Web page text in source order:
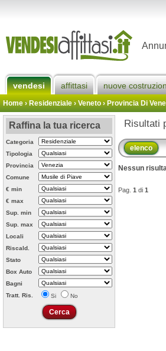
vendesi affittasi nuove
Home› Residenziale › Veneto ›Provincia Di
Raffina la tua ricerca
Categoria
Tipologia
Provincia
Comune
€ min
€ max
Sup. min
Sup. max
Locali
Riscald.
Stato
Box Auto
Bagni
Tratt. Ris.
Si No
Risultati
elenco
Nessun
Pag. 1 di 1